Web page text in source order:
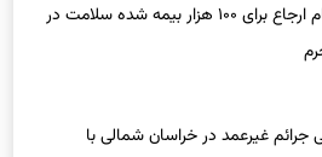
اجرای طرح نظام ارجاع برای ۱۰۰ هزار بیمه شده سلامت در
۷۳ زندانی جرائم غیرعمد در خراسان شمالی با